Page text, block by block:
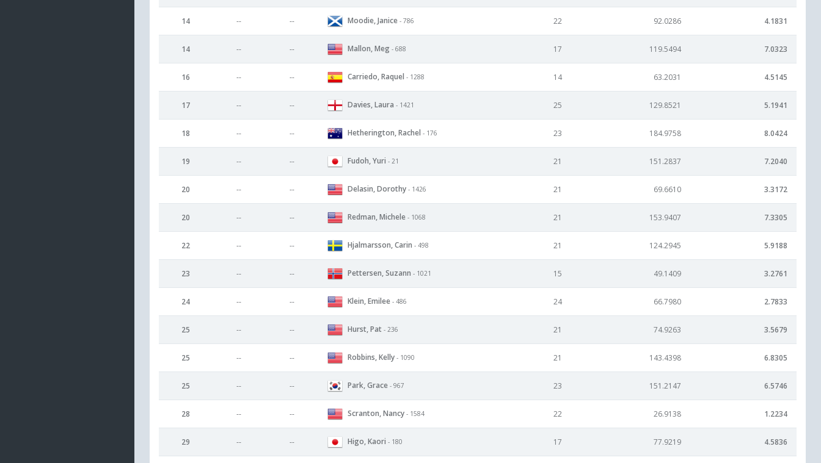
14 -- -- Moodie, Janice - 786 22 92.0286 4.1831
14 -- -- Mallon, Meg - 688 17 119.5494 7.0323
16 -- -- Carriedo, Raquel - 1288 14 63.2031 4.5145
17 -- -- Davies, Laura - 1421 25 129.8521 5.1941
18 -- -- Hetherington, Rachel - 176 23 184.9758 8.0424
19 -- -- Fudoh, Yuri - 21 21 151.2837 7.2040
20 -- -- Delasin, Dorothy - 1426 21 69.6610 3.3172
20 -- -- Redman, Michele - 1068 21 153.9407 7.3305
22 -- -- Hjalmarsson, Carin - 498 21 124.2945 5.9188
23 -- -- Pettersen, Suzann - 1021 15 49.1409 3.2761
24 -- -- Klein, Emilee - 486 24 66.7980 2.7833
25 -- -- Hurst, Pat - 236 21 74.9263 3.5679
25 -- -- Robbins, Kelly - 1090 21 143.4398 6.8305
25 -- -- Park, Grace - 967 23 151.2147 6.5746
28 -- -- Scranton, Nancy - 1584 22 26.9138 1.2234
29 -- -- Higo, Kaori - 180 17 77.9219 4.5836